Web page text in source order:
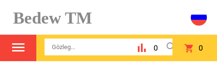
Bedew TM
0 0